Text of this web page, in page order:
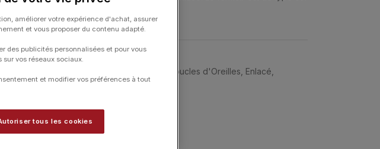
Boucles d'Oreilles Enlacé
améliorer votre expérience d'achat, assurer
et vous proposer du contenu adapté.
des publicités personnalisées et pour vous
vos réseaux sociaux.
et modifier vos préférences à tout
tous les cookies